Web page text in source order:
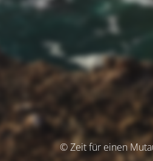
© Zeit für einen